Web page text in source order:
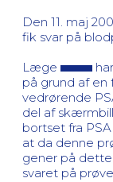
Den 11. maj
fik svar på
Læge
på grund af
vedrørende
del af
bortset fra
at da denne
gener på
svaret på